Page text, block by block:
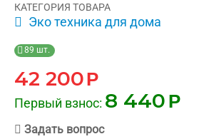
КАТЕГОРИЯ ТОВАРА
Эко техника для дома
89 шт.

42 200Р
Первый взнос: 8 440 Р
Задать вопрос